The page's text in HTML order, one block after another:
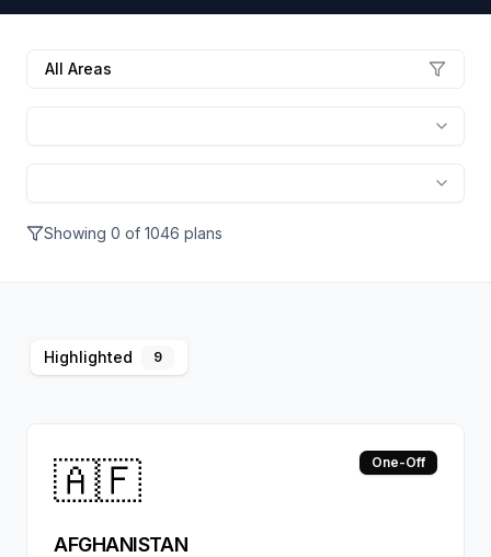
All Areas
Showing 0 of 1046 plans
Highlighted 9
🇦🇫 One-Off
AFGHANISTAN